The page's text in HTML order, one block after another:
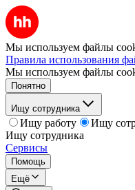
Мы используем файлы
Правила использования
Мы используем файлы
Понятно
Ищу сотрудника
Ищу работу
Ищу
Ищу сотрудника
Сервисы
Помощь
Ещё